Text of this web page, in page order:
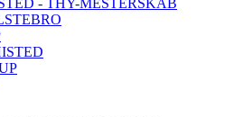
- THY-MESTERSKAB